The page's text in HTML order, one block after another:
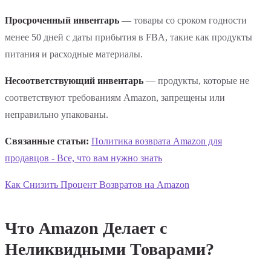
Просроченный инвентарь — товары со сроком годности
менее 50 дней с даты прибытия в FBA, такие как продукты
питания и расходные материалы.
Несоответствующий инвентарь — продукты, которые не
соответствуют требованиям Amazon, запрещены или
неправильно упакованы.
Связанные статьи: Политика возврата Amazon для
продавцов - Все, что вам нужно знать
Как Снизить Процент Возвратов на Amazon
Что Amazon Делает с
Неликвидными Товарами?